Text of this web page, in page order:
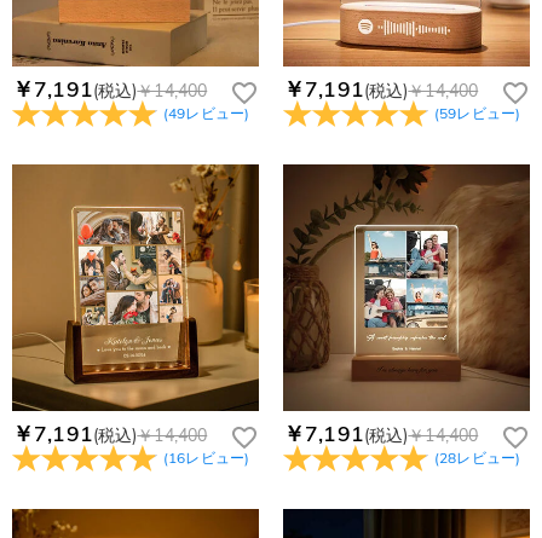
￥7,191(税込)￥14,400
(49レビュー)
￥7,191(税込)￥14,400
(59レビュー)
￥7,191(税込)￥14,400
(16レビュー)
￥7,191(税込)￥14,400
(28レビュー)